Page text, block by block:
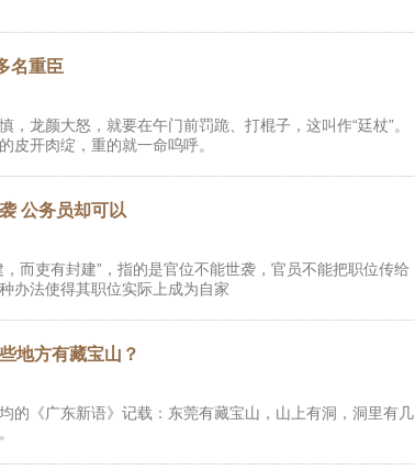
名重臣
龙颜大怒，就要在午门前罚跪、打棍子，这叫作“廷杖”。
皮开肉绽，重的就一命呜呼。
公务员却可以
而吏有封建”，指的是官位不能世袭，官员不能把职位传给
办法使得其职位实际上成为自家
地方有藏宝山？
的《广东新语》记载：东莞有藏宝山，山上有洞，洞里有几